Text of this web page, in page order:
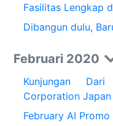
Fasilitas Lengkap
Dibangun dulu,
Februari 2020
Kunjungan
Corporation Japan
February AI Promo